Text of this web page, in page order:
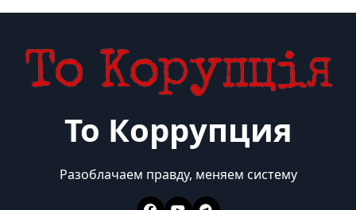
То Коррупция
Разоблачаем правду, меняем систему